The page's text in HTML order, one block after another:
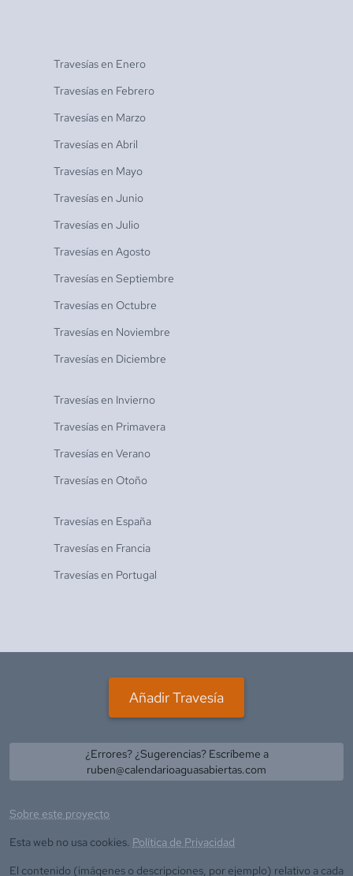
Travesías en Enero
Travesías en Febrero
Travesías en Marzo
Travesías en Abril
Travesías en Mayo
Travesías en Junio
Travesías en Julio
Travesías en Agosto
Travesías en Septiembre
Travesías en Octubre
Travesías en Noviembre
Travesías en Diciembre
Travesías en Invierno
Travesías en Primavera
Travesías en Verano
Travesías en Otoño
Travesías en España
Travesías en Francia
Travesías en Portugal
Añadir Travesía
¿Errores? ¿Sugerencias? Escríbeme a
ruben@calendarioaguasabiertas.com
Sobre este proyecto
Esta web no usa cookies. Política de Privacidad
El contenido (imágenes o descripciones, por ejemplo) relativo a cada